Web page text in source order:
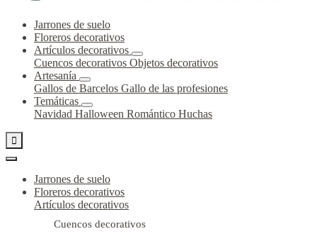
Jarrones de suelo
Floreros decorativos
Artículos decorativos
Cuencos decorativos Objetos decorativos
Artesanía
Gallos de Barcelos Gallo de las profesiones
Temáticas
Navidad Halloween Romántico Huchas

Jarrones de suelo
Floreros decorativos
Artículos decorativos
Cuencos decorativos